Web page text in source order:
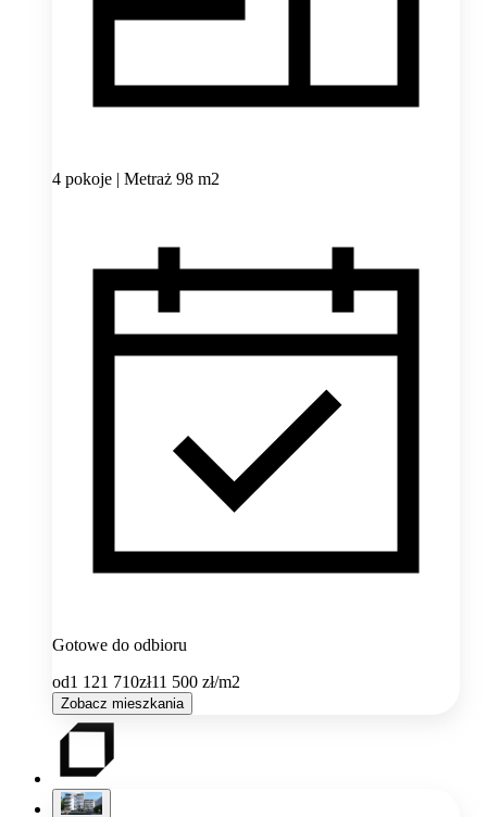
4 pokoje | Metraż 98 m2
Gotowe do odbioru
od1 121 710zł11 500 zł/m2
Zobacz mieszkania